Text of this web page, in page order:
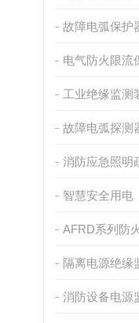
故障电弧保护
电气防火限流
工业绝缘监测
故障电弧探测
消防应急照明
智慧安全用电
AFRD系列防
隔离电源绝缘
消防设备电源